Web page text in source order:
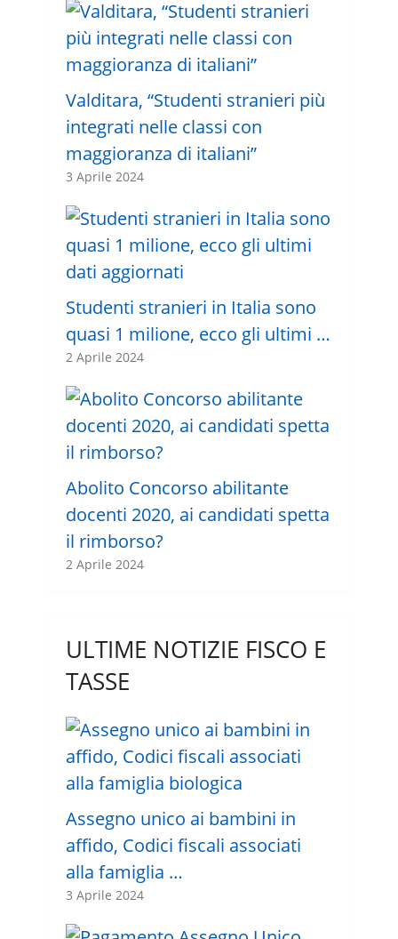
Valditara, “Studenti stranieri più
integrati nelle classi con
maggioranza di italiani”
3 Aprile 2024
Studenti stranieri in Italia sono
quasi 1 milione, ecco gli ultimi …
2 Aprile 2024
Abolito Concorso abilitante
docenti 2020, ai candidati spetta
il rimborso?
2 Aprile 2024
ULTIME NOTIZIE FISCO E
TASSE
Assegno unico ai bambini in
affido, Codici fiscali associati
alla famiglia …
3 Aprile 2024